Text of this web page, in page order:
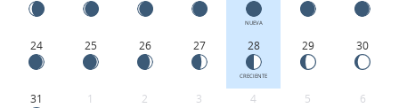
NUEVA
24 25 26 27 28
CRECIENTE
29 30
31 1 2 3 4 5 6